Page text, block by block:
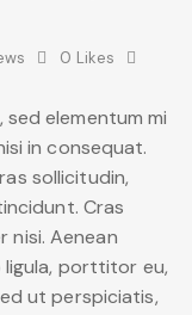
0 Likes
elementum mi
in consequat.
sollicitudin,
Cras
nisi. Aenean
ligula, porttitor eu,
ut perspiciatis,